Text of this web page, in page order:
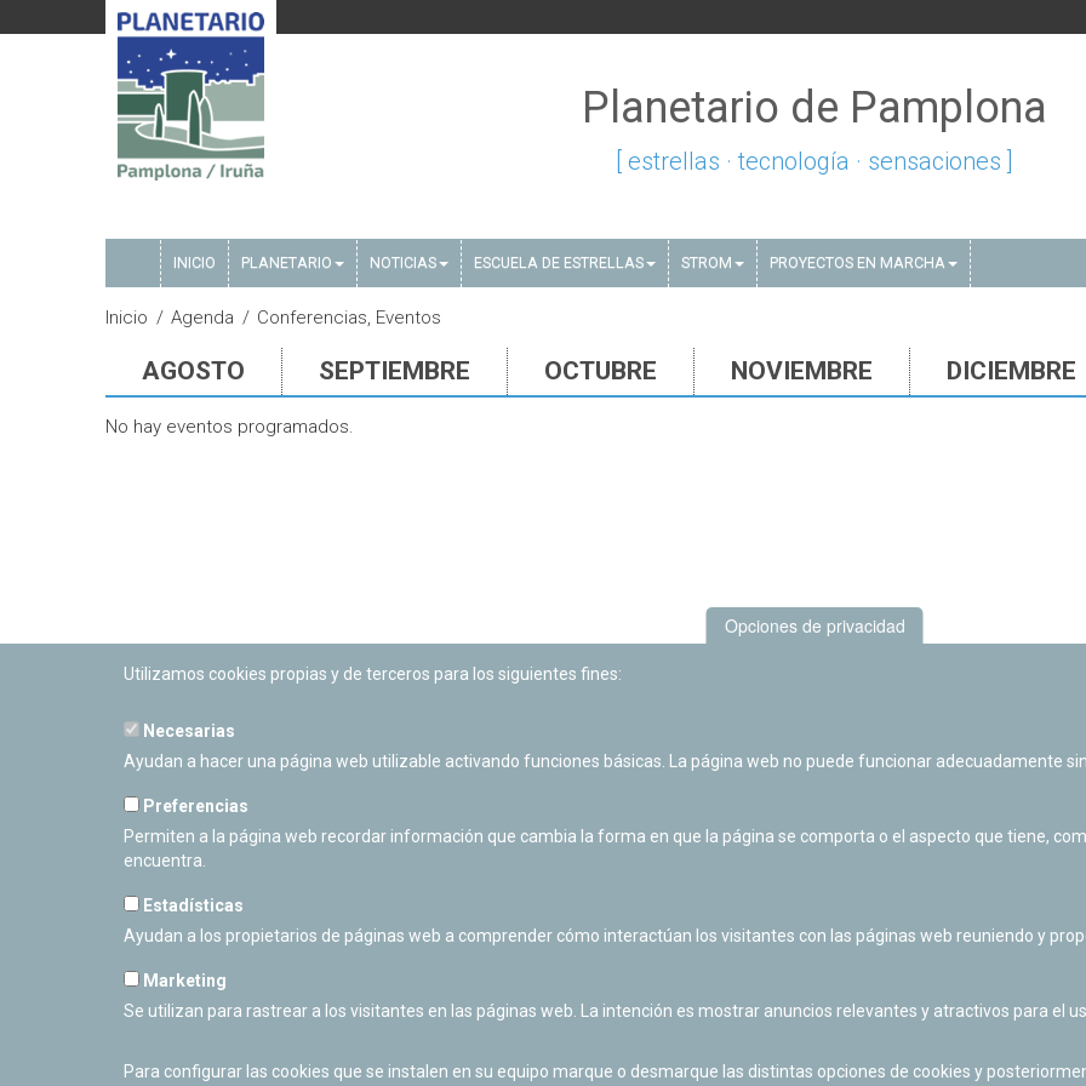
Planetario de Pamplona
[ estrellas · tecnología · sensaciones ]
INICIO PLANETARIO NOTICIAS ESCUELA DE ESTRELLAS STROM PROYECTOS EN MARCHA
Inicio Agenda Conferencias, Eventos
AGOSTO SEPTIEMBRE OCTUBRE NOVIEMBRE DICIEMBRE
No hay eventos programados.
PLANETARIO DE PAMPLONA
Calle Sancho RamÃ­rez, s/n
Cerrado Temporalmente
Opciones de privacidad
Utilizamos cookies propias y de terceros para los siguientes fines:
Necesarias
Ayudan a hacer una página web utilizable activando funciones básicas. La página web no puede funcionar adecuadamente
Preferencias
Permiten a la página web recordar información que cambia la forma en que la página se comporta o el aspecto que tiene,
encuentra.
Estadísticas
Ayudan a los propietarios de páginas web a comprender cómo interactúan los visitantes con las páginas web reuniendo y
Marketing
Se utilizan para rastrear a los visitantes en las páginas web. La intención es mostrar anuncios relevantes y atractivos para el
Para configurar las cookies que se instalen en su equipo marque o desmarque las distintas opciones de cookies y